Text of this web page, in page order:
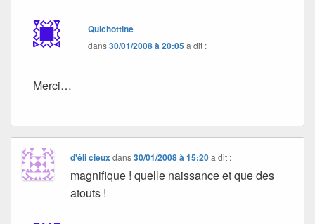
Quichottine
dans30/01/2008 à 20:05a dit :
Merci…
d'éli cieuxdans30/01/2008 à 15:20 a dit :
magnifique ! quelle naissance et que des
atouts !